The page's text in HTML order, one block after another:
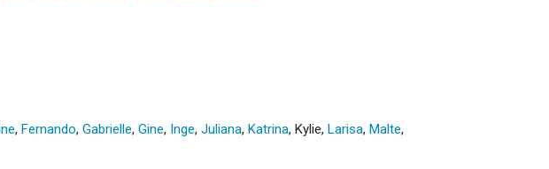
, Fernando, Gabrielle, Gine, Inge, Juliana, Katrina, Kylie, Larisa, Malte,